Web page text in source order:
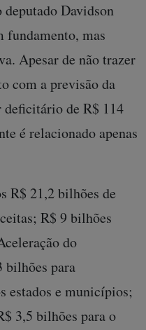
Davidson
fundamento, mas
Apesar de não trazer
com a previsão da
de R$ 114
é relacionado apenas
R$ 21,2 bilhões de
R$ 9 bilhões
do
bilhões para
estados e municípios;
3,5 bilhões para o